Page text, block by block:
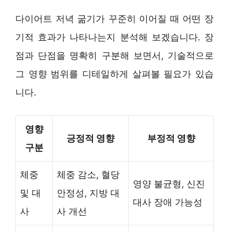
다이어트 저녁 굶기가 꾸준히 이어질 때 어떤 장
기적 효과가 나타나는지 분석해 보겠습니다. 장
점과 단점을 명확히 구분해 보면서, 기술적으로
그 영향 범위를 디테일하게 살펴볼 필요가 있습
니다.
영향
구분
긍정적 영향 부정적 영향
체중
및 대
사
체중 감소, 혈당
안정성, 지방 대
사 개선
영양 불균형, 신진
대사 장애 가능성